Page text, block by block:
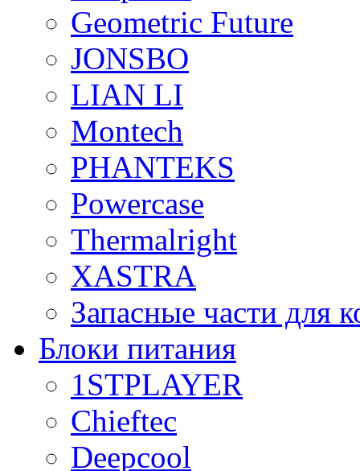
Geometric Future
JONSBO
LIAN LI
Montech
PHANTEKS
Powercase
Thermalright
XASTRA
Запасные части для
Блоки питания
1STPLAYER
Chieftec
Deepcool